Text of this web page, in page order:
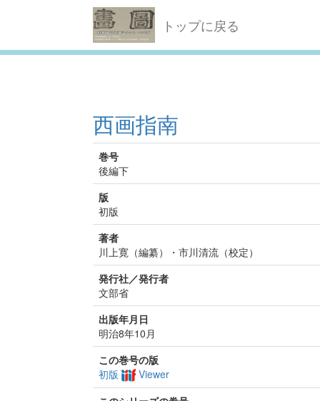
トップに戻る
西画指南
巻号
後編下
版
初版
著者
川上寛（編纂）・市川清流（校定）
発行社／発行者
文部省
出版年月日
明治8年10月
この巻号の版
初版
Viewer